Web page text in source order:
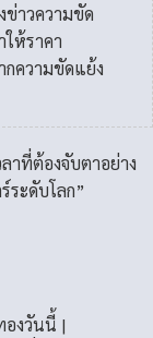
าวความขัด
ห้ราคา
กความขัดแย้ง
าที่ต้องจับตาอย่าง
ระดับโลก”
องวันนี้ |